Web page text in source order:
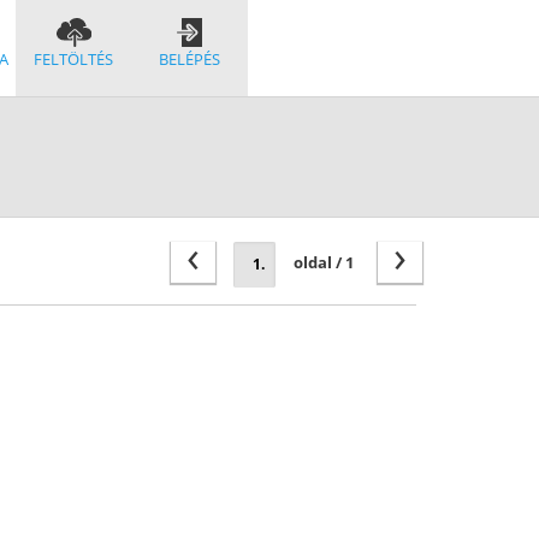
FELTÖLTÉS BELÉPÉS
›
oldal / 1
‹